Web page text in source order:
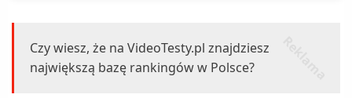
Czy wiesz, że na VideoTesty.pl znajdziesz
największą bazę rankingów w Polsce?